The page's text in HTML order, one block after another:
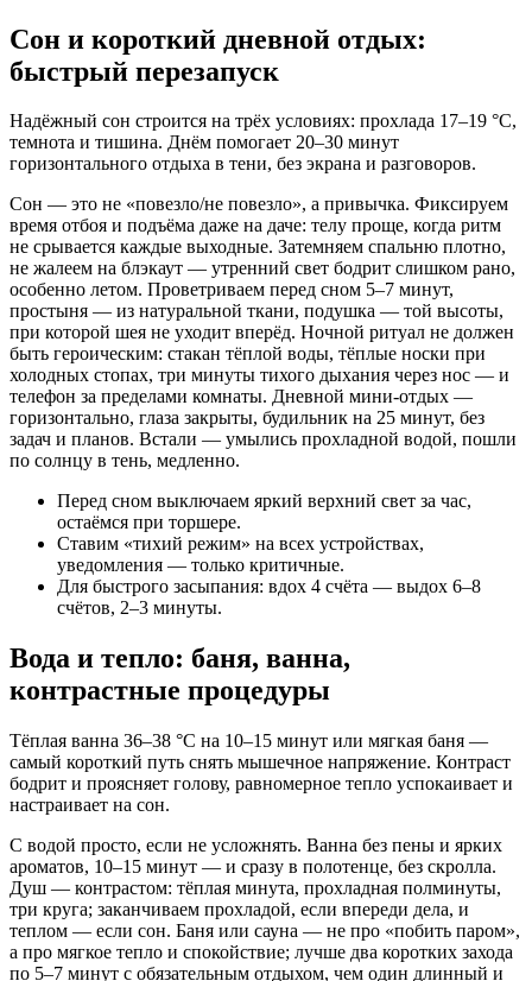
Сон и короткий дневной отдых:
быстрый перезапуск
Надёжный сон строится на трёх условиях: прохлада 17–19 °C,
темнота и тишина. Днём помогает 20–30 минут
горизонтального отдыха в тени, без экрана и разговоров.
Сон — это не «повезло/не повезло», а привычка. Фиксируем
время отбоя и подъёма даже на даче: телу проще, когда ритм
не срывается каждые выходные. Затемняем спальню плотно,
не жалеем на блэкаут — утренний свет бодрит слишком рано,
особенно летом. Проветриваем перед сном 5–7 минут,
простыня — из натуральной ткани, подушка — той высоты,
при которой шея не уходит вперёд. Ночной ритуал не должен
быть героическим: стакан тёплой воды, тёплые носки при
холодных стопах, три минуты тихого дыхания через нос — и
телефон за пределами комнаты. Дневной мини-отдых —
горизонтально, глаза закрыты, будильник на 25 минут, без
задач и планов. Встали — умылись прохладной водой, пошли
по солнцу в тень, медленно.
Перед сном выключаем яркий верхний свет за час,
остаёмся при торшере.
Ставим «тихий режим» на всех устройствах,
уведомления — только критичные.
Для быстрого засыпания: вдох 4 счёта — выдох 6–8
счётов, 2–3 минуты.
Вода и тепло: баня, ванна,
контрастные процедуры
Тёплая ванна 36–38 °C на 10–15 минут или мягкая баня —
самый короткий путь снять мышечное напряжение. Контраст
бодрит и проясняет голову, равномерное тепло успокаивает и
настраивает на сон.
С водой просто, если не усложнять. Ванна без пены и ярких
ароматов, 10–15 минут — и сразу в полотенце, без скролла.
Душ — контрастом: тёплая минута, прохладная полминуты,
три круга; заканчиваем прохладой, если впереди дела, и
теплом — если сон. Баня или сауна — не про «побить паром»,
а про мягкое тепло и спокойствие; лучше два коротких захода
по 5–7 минут с обязательным отдыхом, чем один длинный и